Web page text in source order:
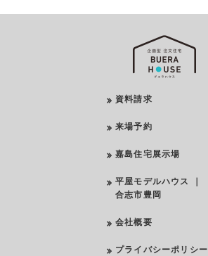
資料請求
来場予約
嘉島住宅展示場
平屋モデルハウス ｜
合志市豊岡
会社概要
プライバシーポリシー